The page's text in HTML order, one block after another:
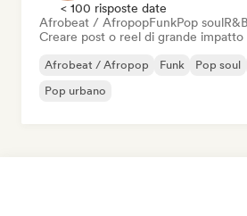
< 100 risposte date
Afrobeat / AfropopFunkPop soulR&B
Creare post o reel di grande impatto
Afrobeat / Afropop Funk Pop soul
Pop urbano